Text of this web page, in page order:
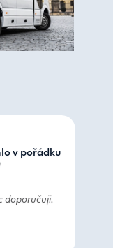
v pořádku
doporučuji.